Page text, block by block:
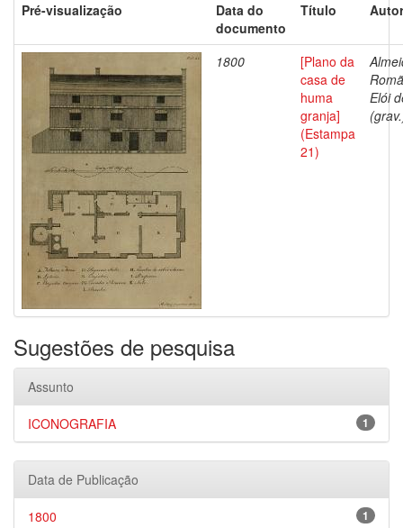
Pré-visualização
Data do
documento
Título
1800
[Plano da
casa de
huma
granja]
(Estampa
21)
Elói
Sugestões de pesquisa
Assunto
1
ICONOGRAFIA
Data de Publicação
1
1800